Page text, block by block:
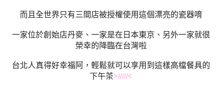
而且全世界只有三間店被授權使用這個漂亮的瓷器唷
一家位於創始店丹麥、一家是在日本東京、另外一家就很
榮幸的降臨在台灣啦
台北人真得好幸福阿，輕鬆就可以享用到這樣高檔餐具的
下午茶>/////<